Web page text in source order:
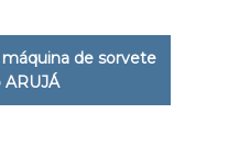
de sorvete
ARUJÁ